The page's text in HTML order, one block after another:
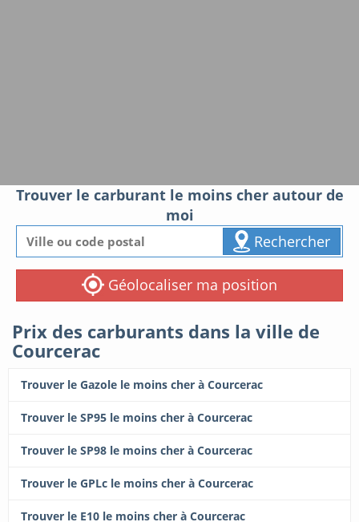
Trouver le carburant le moins cher autour de
moi
Rechercher
Géolocaliser ma position
Prix des carburants dans la ville de
Courcerac
Trouver le Gazole le moins cher à Courcerac
Trouver le SP95 le moins cher à Courcerac
Trouver le SP98 le moins cher à Courcerac
Trouver le GPLc le moins cher à Courcerac
Trouver le E10 le moins cher à Courcerac